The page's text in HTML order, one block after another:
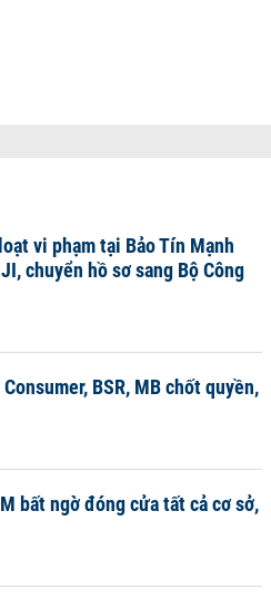
vi phạm tại Bảo Tín Mạnh
chuyển hồ sơ sang Bộ Công
BSR, MB chốt quyền,
bất ngờ đóng cửa tất cả cơ sở,